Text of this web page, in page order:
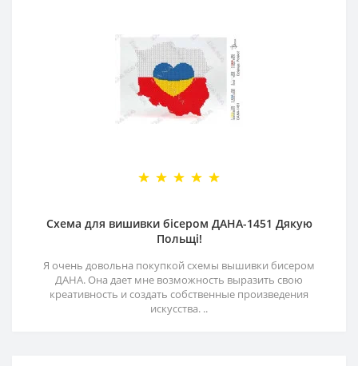
Схема для вишивки бісером ДАНА-1451 Дякую
Польщі!
Я очень довольна покупкой схемы вышивки бисером
ДАНА. Она дает мне возможность выразить свою
креативность и создать собственные произведения
искусства. ..